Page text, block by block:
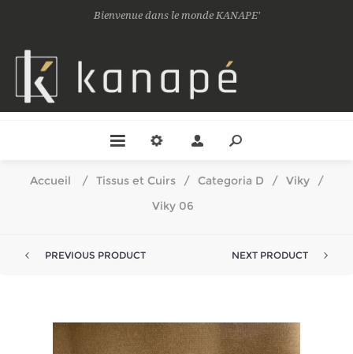
Bienvenue dans le monde KANAPE'
Accueil / Tissus et Cuirs / Categoria D / Viky
/
Viky 06
PREVIOUS PRODUCT NEXT PRODUCT